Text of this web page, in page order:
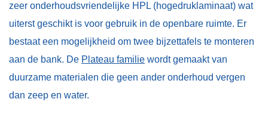
zeer onderhoudsvriendelijke HPL (hogedruklaminaat) wat
uiterst geschikt is voor gebruik in de openbare ruimte. Er
bestaat een mogelijkheid om twee bijzettafels te monteren
aan de bank. De Plateau familie wordt gemaakt van
duurzame materialen die geen ander onderhoud vergen
dan zeep en water.